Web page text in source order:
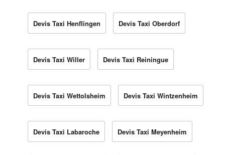
Devis Taxi Henflingen Devis Taxi Oberdorf
Devis Taxi Willer Devis Taxi Reiningue
Devis Taxi Wettolsheim Devis Taxi Wintzenheim
Devis Taxi Labaroche Devis Taxi Meyenheim